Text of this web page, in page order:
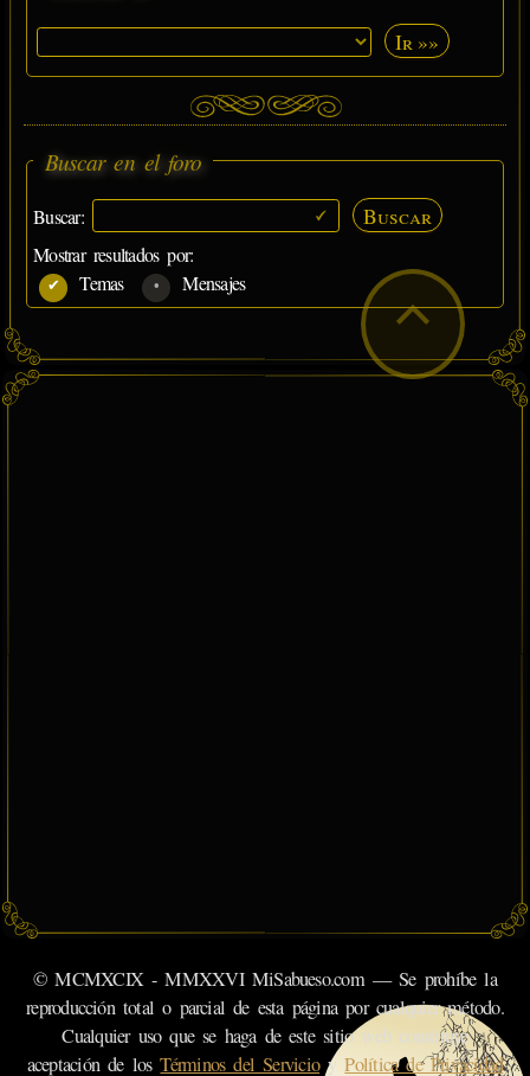
Ir »»
Buscar en el foro
Buscar: Buscar
Mostrar resultados por:
Temas
Mensajes
© MCMXCIX - MMXXVI MiSabueso.com — Se prohíbe la
reproducción total o parcial de esta página por cualquier método.
Cualquier uso que se haga de este sitio web constituye
aceptación de losTérminos del ServicioyPolítica de Privacidad